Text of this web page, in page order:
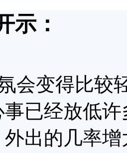
示：
会变得比较
已经放低
出的几率